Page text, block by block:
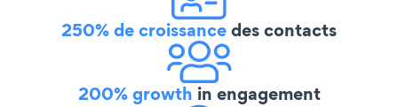
250% de croissancedes contacts
200% growth in engagement